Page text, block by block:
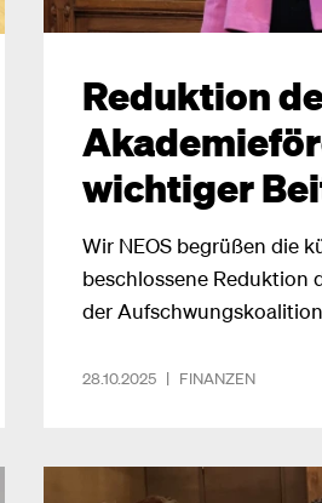
Reduktion
wichtiger
Wir NEOS begrüßen die
beschlossene Reduktion
der
Bereich 500.000 Euro pro
28.10.2025 | FINANZEN